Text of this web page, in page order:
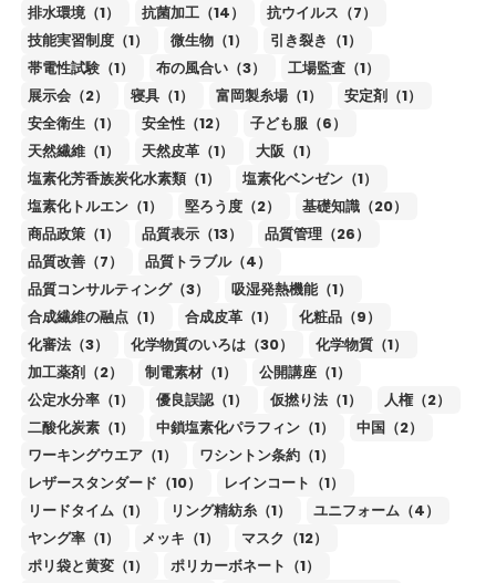
排水環境（1）
抗菌加工（14）
抗ウイルス（7）
技能実習制度（1）
微生物（1）
引き裂き（1）
帯電性試験（1）
布の風合い（3）
工場監査（1）
展示会（2）
寝具（1） 富岡製糸場（1）
安定剤（1）
安全衛生（1）
安全性（12）
子ども服（6）
天然繊維（1）
天然皮革（1）
大阪（1）
塩素化芳香族炭化水素類（1）
塩素化ベンゼン（1）
塩素化トルエン（1）
堅ろう度（2）
基礎知識（20）
商品政策（1）
品質表示（13）
品質管理（26）
品質改善（7）
品質トラブル（4）
品質コンサルティング（3）
吸湿発熱機能（1）
合成繊維の融点（1）
合成皮革（1）
化粧品（9）
化審法（3）
化学物質のいろは（30）
化学物質（1）
加工薬剤（2）
制電素材（1）
公開講座（1）
公定水分率（1）
優良誤認（1） 仮撚り法（1）
人権（2）
二酸化炭素（1）
中鎖塩素化パラフィン（1）
中国（2）
ワーキングウエア（1）
ワシントン条約（1）
レザースタンダード（10）
レインコート（1）
リードタイム（1）
リング精紡糸（1）
ユニフォーム（4）
ヤング率（1）
メッキ（1）
マスク（12）
ポリ袋と黄変（1）
ポリカーボネート（1）